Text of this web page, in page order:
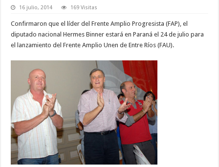
16 julio, 2014 169 Visitas
Confirmaron que el líder del Frente Amplio Progresista (FAP), el
diputado nacional Hermes Binner estará en Paraná el 24 de julio para
el lanzamiento del Frente Amplio Unen de Entre Ríos (FAU).